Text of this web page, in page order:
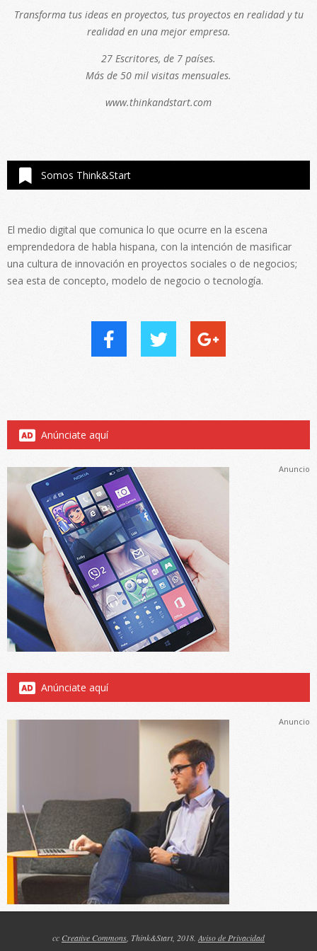
Transforma tus ideas en proyectos, tus proyectos en realidad y tu
realidad en una mejor empresa.
27 Escritores, de 7 países.
Más de 50 mil visitas mensuales.
www.thinkandstart.com
Somos Think&Start
El medio digital que comunica lo que ocurre en la escena
emprendedora de habla hispana, con la intención de masificar
una cultura de innovación en proyectos sociales o de negocios;
sea esta de concepto, modelo de negocio o tecnología.
Anúnciate aquí
Anuncio
Anúnciate aquí
Anuncio
cc Creative Commons, Think&Start, 2018.Aviso de Privacidad